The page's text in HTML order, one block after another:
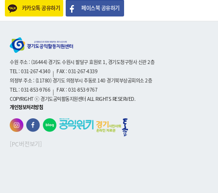
카카오톡 공유하기 페이스북 공유하기
수원 주소 : (16444) 경기도 수원시 팔달구 효원로 1, 경기도청구청사 신관 2층
TEL : 031-267-4340 | FAX : 031-267-4339
의정부 주소 : (11780) 경기도 의정부시 추동로 140 경기북부상공회의소 2층
TEL : 031-853-9766 | FAX : 031-853-9767
COPYRIGHT ⓒ 경기도공익활동지원센터 ALL RIGHTS RESERVED.
개인정보처리방침
[PC버전보기]